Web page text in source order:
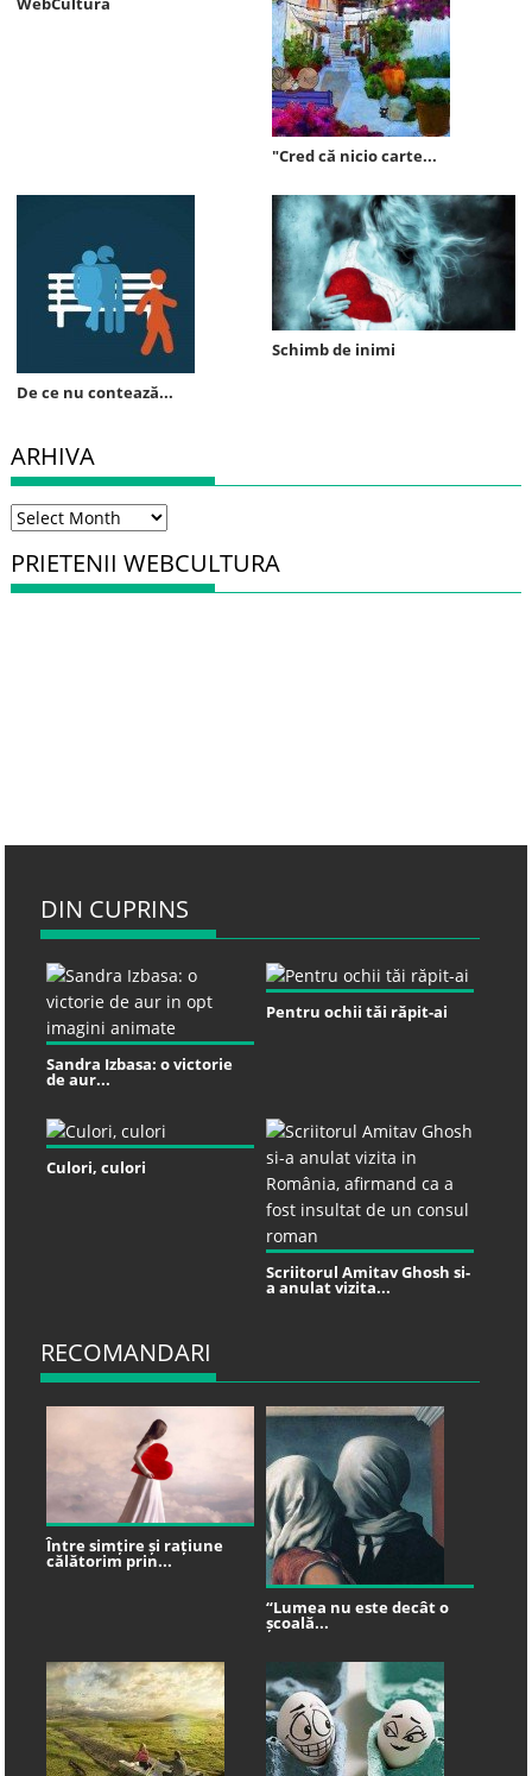
"Cred că nicio carte...
De ce nu contează...
Schimb de inimi
ARHIVA
Arhiva
PRIETENII WEBCULTURA
DIN CUPRINS
Sandra Izbasa: o victorie
de aur...
Pentru ochii tăi răpit-ai
Culori, culori
Scriitorul Amitav Ghosh si-
a anulat vizita...
RECOMANDARI
Între simțire și rațiune
călătorim prin...
“Lumea nu este decât o
școală...